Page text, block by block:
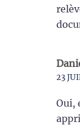
23
Oui,